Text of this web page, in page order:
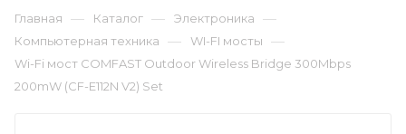
Главная — Каталог — Электроника —
Компьютерная техника — WI-FI мосты —
Wi-Fi мост COMFAST Outdoor Wireless Bridge 300Mbps
200mW (CF-E112N V2) Set